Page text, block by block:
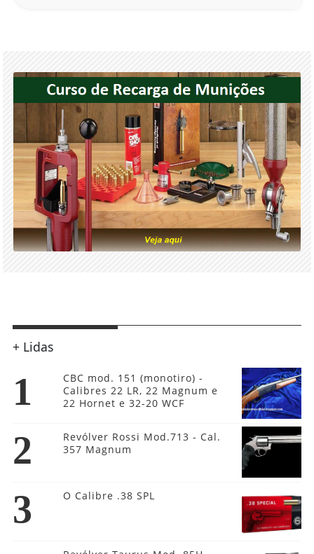
+ Lidas
1
CBC mod. 151 (monotiro) -
Calibres 22 LR, 22 Magnum e
22 Hornet e 32-20 WCF
2
Revólver Rossi Mod.713 - Cal.
357 Magnum
3 O Calibre .38 SPL